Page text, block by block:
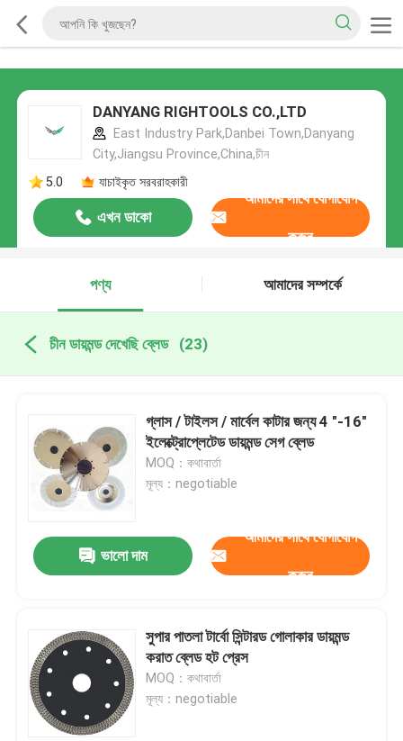
DANYANG RIGHTOOLS CO.,LTD
East Industry Park,Danbei Town,Danyang
City,Jiangsu Province,China,চীন
5.0
যাচাইকৃত সরবরাহকারী
এখন ডাকো
আমাদের সাথে যোগাযোগ
করুন
পণ্য আমাদের সম্পর্কে
চীন ডায়মন্ড দেখেছি ব্লেড (23)
গ্লাস / টাইলস / মার্বেল কাটার জন্য 4 "-16"
ইলেক্ট্রোপ্লেটেড ডায়মন্ড সেগ ব্লেড
MOQ：কথাবার্তা
মূল্য：negotiable
ভালো দাম
আমাদের সাথে যোগাযোগ
করুন
সুপার পাতলা টার্বো সিন্টারড গোলাকার ডায়মন্ড
করাত ব্লেড হট প্রেস
MOQ：কথাবার্তা
মূল্য：negotiable